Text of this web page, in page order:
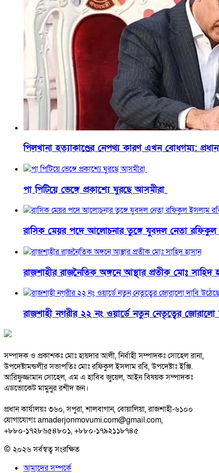
পিলখানা হত্যাকাণ্ডের নেপথ্য কারণ এখন বোধগম্য:
পা পিটিয়ে ভেঙ্গে প্রকাশ্যে ঘুরছে আসমীরা
রাসিক মেয়র পদে আলোচনার তুঙ্গে যুবদল নেতা রফিকুল
রাজশাহীর রাজনৈতিক অঙ্গনে আস্থার প্রতীক মোঃ সাহিদ
রাজশাহী নগরীর ২২ নং ওয়ার্ডে নতুন নেতৃত্বের জোরালো
সম্পাদক ও প্রকাশকঃ মোঃ হায়দার আলী, নির্বাহী সম্পাদকঃ সোহেল রানা,
উপদেষ্টামন্ডলীর সভাপতিঃ মোঃ রফিকুল ইসলাম রবি, উপদেষ্টাঃ ইঞ্জি.
আরিফুজ্জামান সোহেল, এম এ হাবিব জুয়েল, আইন বিষয়ক সম্পাদকঃ
এডভোকেট মামুনুর রশীদ জন।
প্রধান কার্যালয়ঃ ৩৬০, সপুরা, শালবাগান, বোয়ালিয়া, রাজশাহী-৬১০০
যোগাযোগঃ amaderjonmovumi.com@gmail.com,
+৮৮০-১৭২৮৬৫৪৮০১, +৮৮০-১৭৯২১১৮৭৪৫
© ২০২৬ সর্বস্বত্ব সংরক্ষিত
আমাদের সম্পর্কে